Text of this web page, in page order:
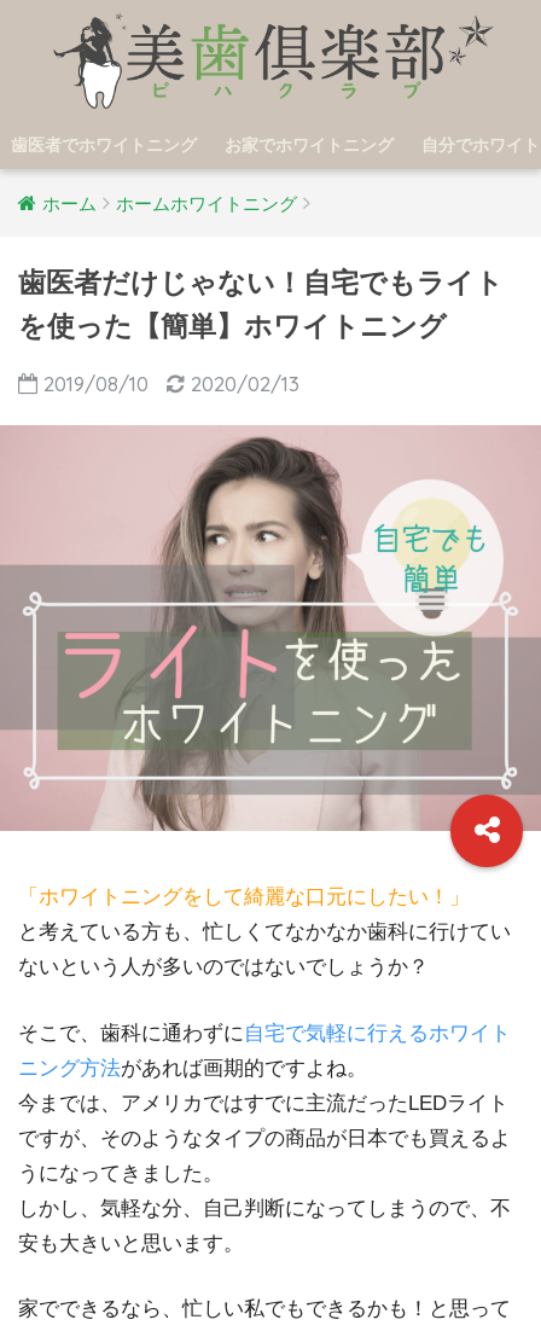
歯医者でホワイトニング お家でホワイトニング 自分でホワイ
ホーム ホームホワイトニング
歯医者だけじゃない！自宅でもライト
を使った【簡単】ホワイトニング
2019/08/10 2020/02/13
「ホワイトニングをして綺麗な口元にしたい！」
と考えている方も、忙しくてなかなか歯科に行けてい
ないという人が多いのではないでしょうか？
そこで、歯科に通わずに 自宅で気軽に行えるホワイト
ニング方法があれば画期的ですよね。
今までは、アメリカではすでに主流だったLEDライト
ですが、そのようなタイプの商品が日本でも買えるよ
うになってきました。
しかし、気軽な分、自己判断になってしまうので、不
安も大きいと思います。
家でできるなら、忙しい私でもできるかも！と思って